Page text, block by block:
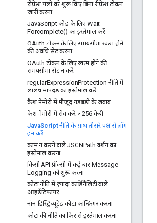
रीफ़्रेश फ़्लो को शुरू किए बिना रीफ़्रेश टोकन
जारी करना
JavaScript कोड के लिएWait
Forcomplete() का इस्तेमाल करें
OAuth टोकन के लिए समयसीमा खत्म होने
की अवधि सेट करना
OAuth टोकन के लिए खत्म होने की
समयसीमा सेट न करें
regularExpressionProtection नीति में
लालच मापदंड का इस्तेमाल करें
कैश मेमोरी में मौजूद गड़बड़ी के जवाब
कैश मेमोरी में सेव करें > 256 केबी
JavaScript नीति के साथ तीसरे पक्ष से लॉग
इन करें
काम न करने वाले JSONPath वर्शन का
इस्तेमाल करना
किसी API प्रॉक्सी में कई बार Message
Logging को शुरू करना
कोटा नीति में ज़्यादा कार्डिनैलिटी वाले
आइडेंटिफ़ायर
नॉन-डिस्ट्रिब्यूटेड कोटा कॉन्फ़िगर करना
कोटा की नीति का फिर से इस्तेमाल करना